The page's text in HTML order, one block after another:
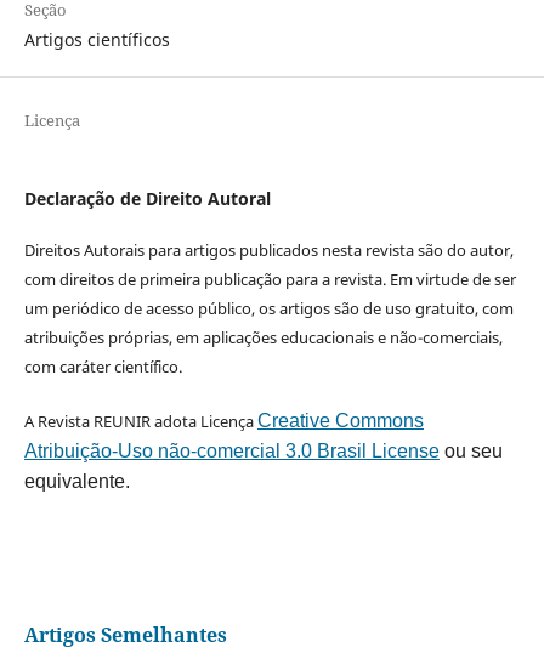
Seção
Artigos científicos
Licença
Declaração de Direito Autoral
Direitos Autorais para artigos publicados nesta revista são do autor,
com direitos de primeira publicação para a revista. Em virtude de ser
um periódico de acesso público, os artigos são de uso gratuito, com
atribuições próprias, em aplicações educacionais e não-comerciais,
com caráter científico.
A Revista REUNIR adota LicençaCreative Commons
Atribuição-Uso não-comercial 3.0 Brasil Licenseou seu
equivalente.
Artigos Semelhantes